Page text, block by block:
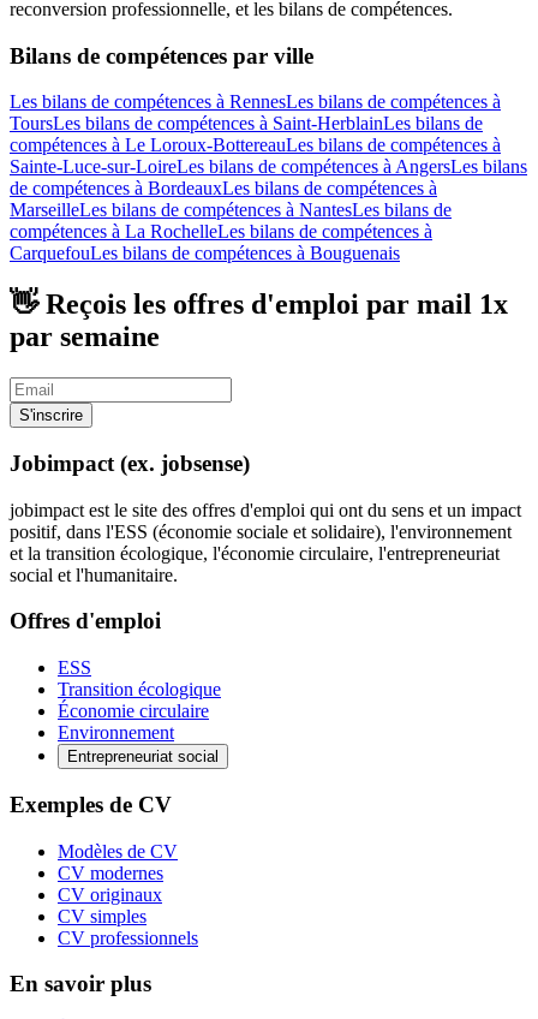
reconversion professionnelle, et les bilans de compétences.
Bilans de compétences par ville
Les bilans de compétences à RennesLes bilans de compétences à
ToursLes bilans de compétences à Saint-HerblainLes bilans de
compétences à Le Loroux-BottereauLes bilans de compétences à
Sainte-Luce-sur-LoireLes bilans de compétences à AngersLes bilans
de compétences à BordeauxLes bilans de compétences à
MarseilleLes bilans de compétences à NantesLes bilans de
compétences à La RochelleLes bilans de compétences à
CarquefouLes bilans de compétences à Bouguenais
👋 Reçois les offres d'emploi par mail 1x
par semaine
S'inscrire
Jobimpact (ex. jobsense)
jobimpact est le site des offres d'emploi qui ont du sens et un impact
positif, dans l'ESS (économie sociale et solidaire), l'environnement
et la transition écologique, l'économie circulaire, l'entrepreneuriat
social et l'humanitaire.
Offres d'emploi
ESS
Transition écologique
Économie circulaire
Environnement
Entrepreneuriat social
Exemples de CV
Modèles de CV
CV modernes
CV originaux
CV simples
CV professionnels
En savoir plus